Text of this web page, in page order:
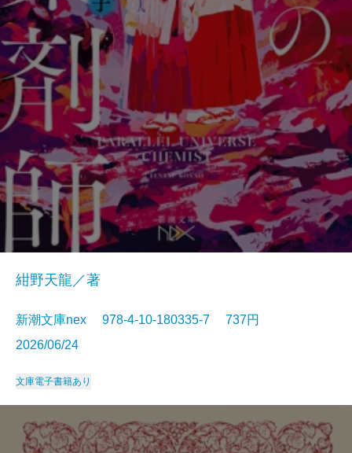
紺野天龍／著
新潮文庫nex 978-4-10-180335-7 737円
2026/06/24
文庫電子書籍あり